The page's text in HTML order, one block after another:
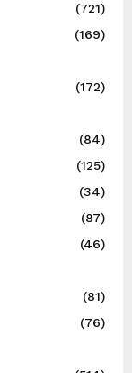
(721)
(169)
(172)
(84)
(125)
(34)
(87)
(46)
(81)
(76)